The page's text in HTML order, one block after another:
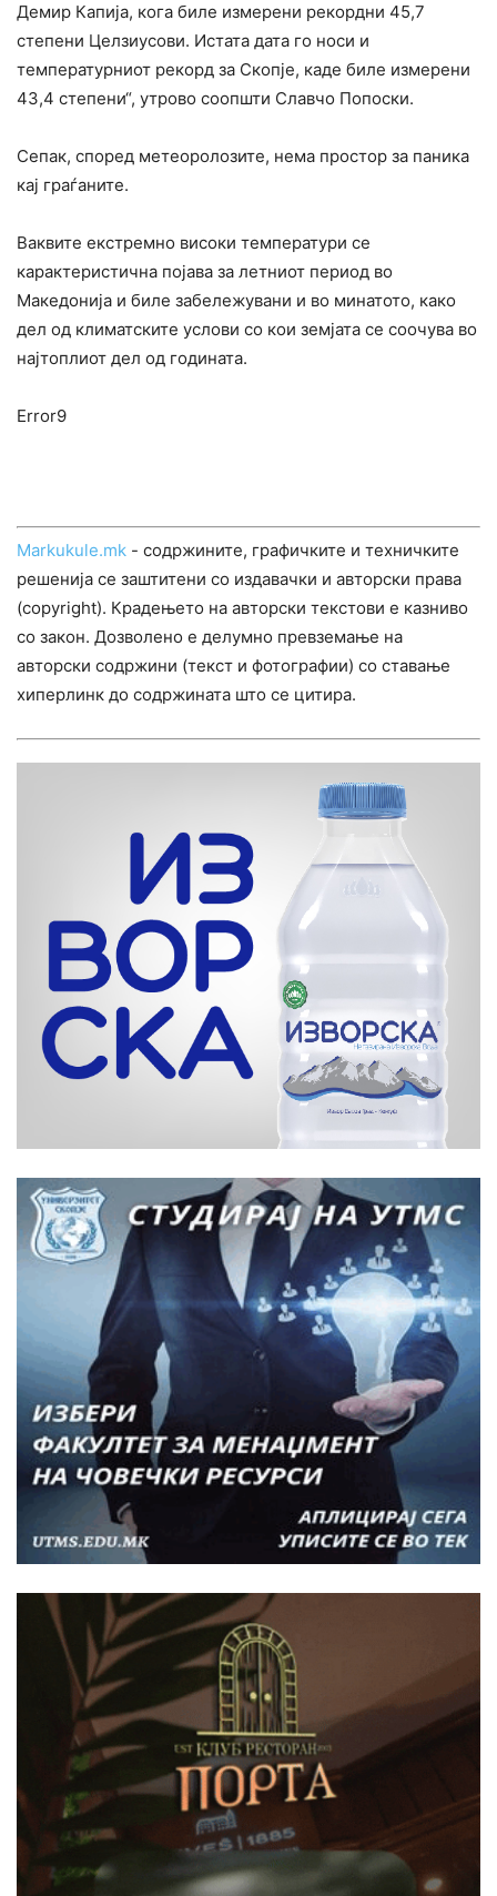
Демир Капија, кога биле измерени рекордни 45,7
степени Целзиусови. Истата дата го носи и
температурниот рекорд за Скопје, каде биле измерени
43,4 степени“, утрово соопшти Славчо Попоски.
Сепак, според метеоролозите, нема простор за паника
кај граѓаните.
Ваквите екстремно високи температури се
карактеристична појава за летниот период во
Македонија и биле забележувани и во минатото, како
дел од климатските услови со кои земјата се соочува во
најтоплиот дел од годината.
Error9
Markukule.mk - содржините, графичките и техничките
решенија се заштитени со издавачки и авторски права
(copyright). Крадењето на авторски текстови е казниво
со закон. Дозволено е делумно превземање на
авторски содржини (текст и фотографии) со ставање
хиперлинк до содржината што се цитира.